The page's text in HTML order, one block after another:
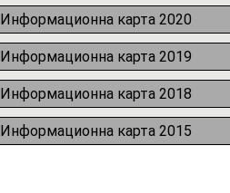
Информационна карта 2020
Информационна карта 2019
Информационна карта 2018
Информационна карта 2015